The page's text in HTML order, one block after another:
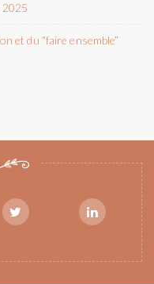
2025
et du “faire ensemble”